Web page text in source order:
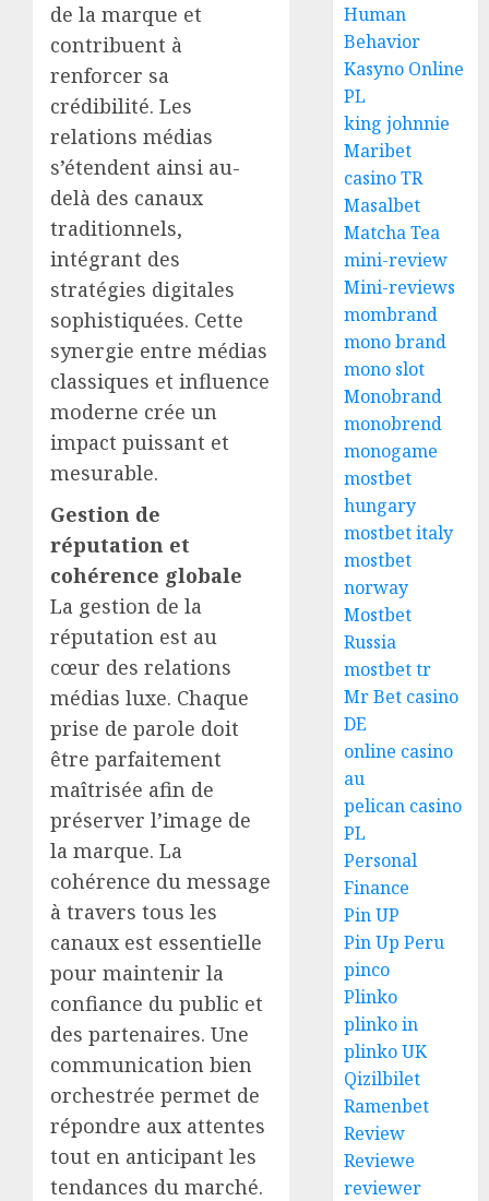
de la marque et
contribuent à
renforcer sa
crédibilité. Les
relations médias
s’étendent ainsi au-
delà des canaux
traditionnels,
intégrant des
stratégies digitales
sophistiquées. Cette
synergie entre médias
classiques et influence
moderne crée un
impact puissant et
mesurable.
Gestion de
réputation et
cohérence globale
La gestion de la
réputation est au
cœur des relations
médias luxe. Chaque
prise de parole doit
être parfaitement
maîtrisée afin de
préserver l’image de
la marque. La
cohérence du message
à travers tous les
canaux est essentielle
pour maintenir la
confiance du public et
des partenaires. Une
communication bien
orchestrée permet de
répondre aux attentes
tout en anticipant les
tendances du marché.
Human
Behavior
Kasyno Online
PL
king johnnie
Maribet
casino TR
Masalbet
Matcha Tea
mini-review
Mini-reviews
mombrand
mono brand
mono slot
Monobrand
monobrend
monogame
mostbet
hungary
mostbet italy
mostbet
norway
Mostbet
Russia
mostbet tr
Mr Bet casino
DE
online casino
au
pelican casino
PL
Personal
Finance
Pin UP
Pin Up Peru
pinco
Plinko
plinko in
plinko UK
Qizilbilet
Ramenbet
Review
Reviewe
reviewer